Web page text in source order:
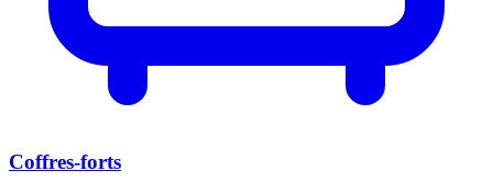
Coffres-forts